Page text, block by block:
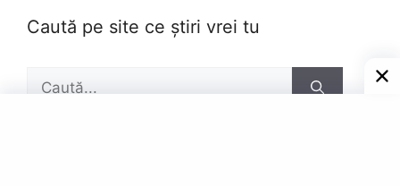
Caută pe site ce știri vrei tu
Caută
după: